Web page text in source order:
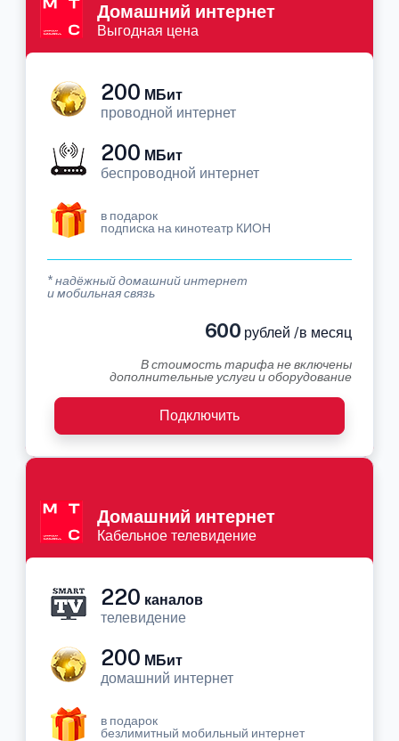
Домашний интернет
Выгодная цена
200 МБит
проводной интернет
200 МБит
беспроводной интернет
в подарок
подписка на кинотеатр КИОН
* надёжный домашний интернет
и мобильная связь
600 рублей /в месяц
В стоимость тарифа не включены
дополнительные услуги и оборудование
Подключить
Домашний интернет
Кабельное телевидение
220 каналов
телевидение
200 МБит
домашний интернет
в подарок
безлимитный мобильный интернет